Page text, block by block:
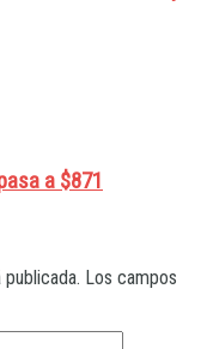
a $871
Los campos